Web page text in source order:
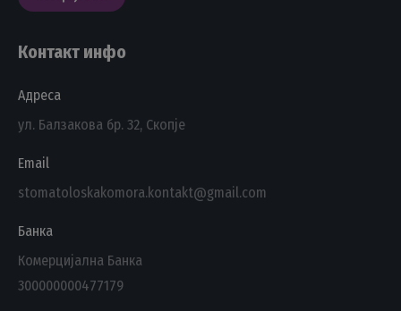
Контакт инфо
Адреса
ул. Балзакова бр. 32, Скопје
Email
stomatoloskakomora.kontakt@gmail.com
Банка
Комерцијална Банка
300000000477179